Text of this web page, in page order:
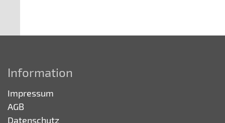
Information
Impressum
AGB
Datenschutz